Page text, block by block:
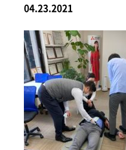
04.23.2021